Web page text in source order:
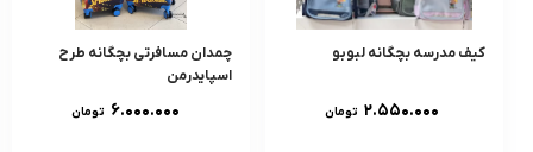
کیف مدرسه بچگانه لبوبو
۲.۵۵۰.۰۰۰ تومان
چمدان مسافرتی بچگانه طرح
اسپایدرمن
۶.۰۰۰.۰۰۰ تومان